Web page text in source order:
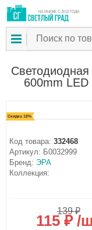
НА РЫНКЕ С 2012 ГОДА
600mm
Скидка 18%
Код товара: 332468
Артикул: Б0032999
Бренд: ЭРА
Коллекция:
139 ₽
115 ₽ /